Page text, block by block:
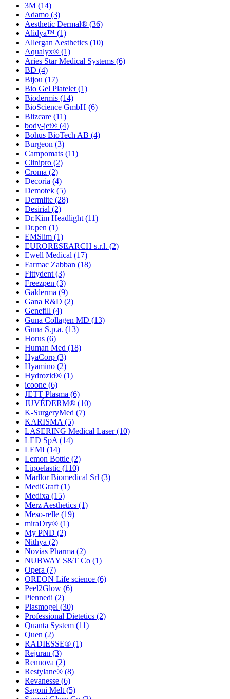
3M (14)
Adamo (3)
Aesthetic Dermal® (36)
Alidya™ (1)
Allergan Aesthetics (10)
Aqualyx® (1)
Aries Star Medical Systems (6)
BD (4)
Bijou (17)
Bio Gel Platelet (1)
Biodermis (14)
BioScience GmbH (6)
Blizcare (11)
body-jet® (4)
Bohus BioTech AB (4)
Burgeon (3)
Campomats (11)
Clinipro (2)
Croma (2)
Decoria (4)
Demotek (5)
Dermlite (28)
Desirial (2)
Dr.Kim Headlight (11)
Dr.pen (1)
EMSlim (1)
EURORESEARCH s.r.l. (2)
Ewell Medical (17)
Farmac Zabban (18)
Fittydent (3)
Freezpen (3)
Galderma (9)
Gana R&D (2)
Genefill (4)
Guna Collagen MD (13)
Guna S.p.a. (13)
Horus (6)
Human Med (18)
HyaCorp (3)
Hyamino (2)
Hydrozid® (1)
icoone (6)
JETT Plasma (6)
JUVÉDERM® (10)
K-SurgeryMed (7)
KARISMA (5)
LASERING Medical Laser(10)
LED SpA (14)
LEMI (14)
Lemon Bottle (2)
Lipoelastic (110)
Marllor Biomedical Srl (3)
MediGraft (1)
Medixa (15)
Merz Aesthetics (1)
Meso-relle (19)
miraDry® (1)
My PND (2)
Nithya (2)
Novias Pharma (2)
NUBWAY S&T Co (1)
Opera (7)
OREON Life science (6)
Peel2Glow (6)
Piennedi (2)
Plasmogel (30)
Professional Dietetics (2)
Quanta System (11)
Quen (2)
RADIESSE® (1)
Rejuran (3)
Rennova (2)
Restylane® (8)
Revanesse (6)
Sagoni Melt (5)